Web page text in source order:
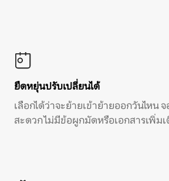
ยืดหยุ่นปรับเปลี่ยนได้
เลือกได้ว่าจะย้ายเข้าย้ายออกวันไหน
สะดวก ไม่มีข้อผูกมัดหรือเอกสารเพิ่ม